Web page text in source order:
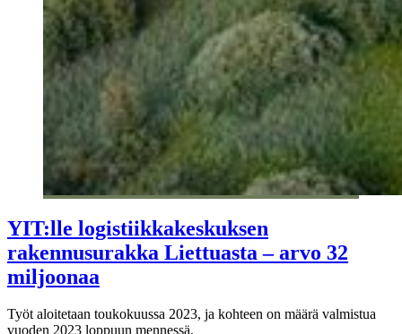
YIT:lle logistiikkakeskuksen
rakennusurakka Liettuasta – arvo 32
miljoonaa
Työt aloitetaan toukokuussa 2023, ja kohteen on määrä valmistua
vuoden 2023 loppuun mennessä.